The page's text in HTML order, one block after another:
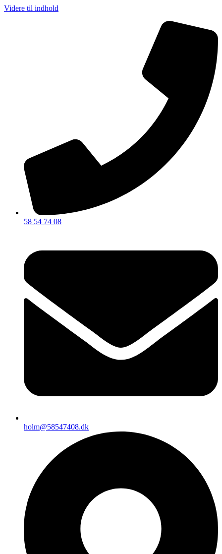
Videre til indhold
58 54 74 08
holm@58547408.dk